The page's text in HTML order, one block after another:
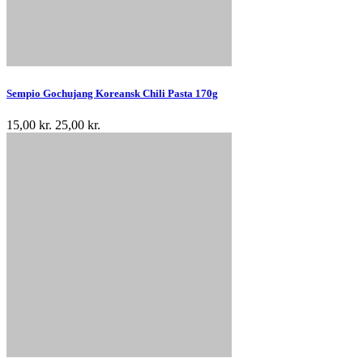
Sempio Gochujang Koreansk Chili Pasta 170g
15,00 kr. 25,00 kr.